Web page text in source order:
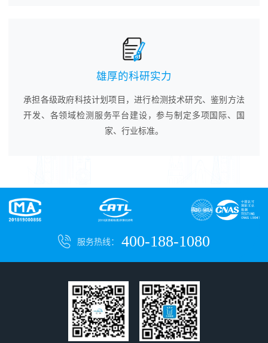
雄厚的科研实力
承担各级政府科技计划项目，进行检测技术研究、鉴别方法
开发、各领域检测服务平台建设，参与制定多项国际、国
家、行业标准。
服务热线： 400-188-1080